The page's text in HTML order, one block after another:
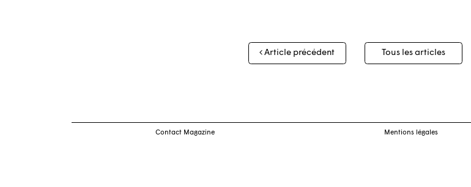
Navigation
des
Article précédent Tous les articles
Contact Magazine Mentions légales